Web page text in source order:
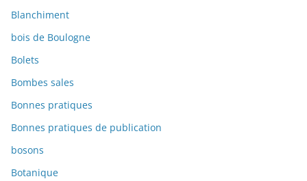
Blanchiment
bois de Boulogne
Bolets
Bombes sales
Bonnes pratiques
Bonnes pratiques de publication
bosons
Botanique